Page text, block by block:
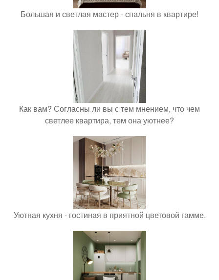
Большая и светлая мастер - спальня в квартире!
Как вам? Согласны ли вы с тем мнением, что чем
светлее квартира, тем она уютнее?
Уютная кухня - гостиная в приятной цветовой гамме.